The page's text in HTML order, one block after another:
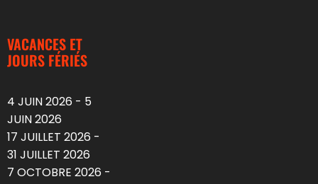
VACANCES ET
JOURS FÉRIÉS
4 JUIN 2026 - 5
JUIN 2026
17 JUILLET 2026 -
31 JUILLET 2026
7 OCTOBRE 2026 -